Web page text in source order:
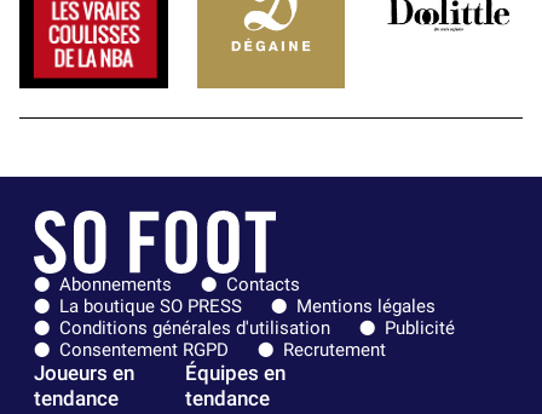
Abonnements
Contacts
La boutique SO PRESS
Mentions légales
Conditions générales d'utilisation
Publicité
Consentement RGPD
Recrutement
Joueurs en
tendance
Équipes en
tendance